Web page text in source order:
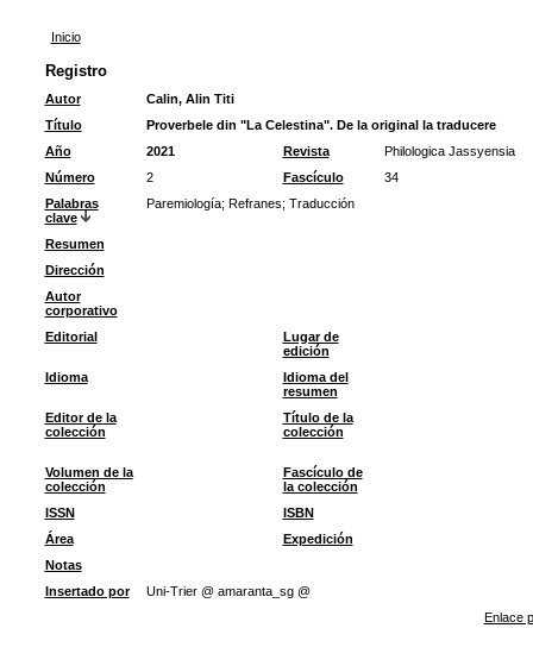
Inicio
Registro
Autor
Calin, Alin Titi
Título
Proverbele din "La Celestina". De la original la traducere
Año
2021 Revista
Philologica Jassyensia
Número
2 Fascículo
34
Palabras
clave
Paremiología; Refranes; Traducción
Resumen
Dirección
Autor
corporativo
Editorial
Lugar de
edición
Idioma
Idioma del
resumen
Editor de la
colección
Título de la
colección
Volumen de la
colección
Fascículo de
la colección
ISSN
ISBN
Área
Expedición
Notas
Insertado por
Uni-Trier @ amaranta_sg @
Enlace